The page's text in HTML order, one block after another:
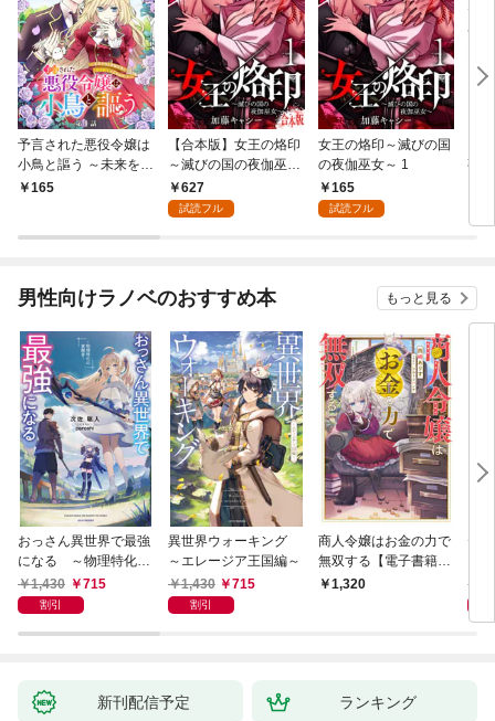
予言された悪役令嬢は
小鳥と謳う ～未来を知
る専属執事に「君を救
165
【合本版】女王の烙印
～滅びの国の夜伽巫女
～ 1627
試読フル
女王の烙印～滅びの国
の夜伽巫女～ 1
165
試読フル
熟
男性向けラノベのおすすめ本 もっと見る
おっさん異世界で最強
になる ～物理特化の
覚醒者～
1,430 715
割引
異世界ウォーキング
～エレージア王国編～
1,430
715
割引
商人令嬢はお金の力で
無双する【電子書籍限
定書き下ろしSS付
1,320
デ
新刊配信予定 ランキング